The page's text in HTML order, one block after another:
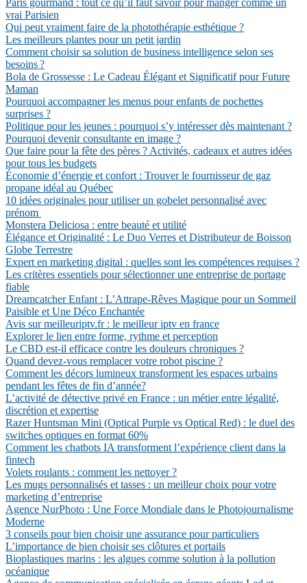
Paris gourmand : tout ce qu’il faut savoir pour manger comme un
vrai Parisien
Qui peut vraiment faire de la photothérapie esthétique ?
Les meilleurs plantes pour un petit jardin
Comment choisir sa solution de business intelligence selon ses
besoins ?
Bola de Grossesse : Le Cadeau Élégant et Significatif pour Future
Maman
Pourquoi accompagner les menus pour enfants de pochettes
surprises ?
Politique pour les jeunes : pourquoi s’y intéresser dès maintenant ?
Pourquoi devenir consultante en image ?
Que faire pour la fête des pères ? Activités, cadeaux et autres idées
pour tous les budgets
Économie d’énergie et confort : Trouver le fournisseur de gaz
propane idéal au Québec
10 idées originales pour utiliser un gobelet personnalisé avec
prénom
Monstera Deliciosa : entre beauté et utilité
Élégance et Originalité : Le Duo Verres et Distributeur de Boisson
Globe Terrestre
Expert en marketing digital : quelles sont les compétences requises ?
Les critères essentiels pour sélectionner une entreprise de portage
fiable
Dreamcatcher Enfant : L’Attrape-Rêves Magique pour un Sommeil
Paisible et Une Déco Enchantée
Avis sur meilleuriptv.fr : le meilleur iptv en france
Explorer le lien entre forme, rythme et perception
Le CBD est-il efficace contre les douleurs chroniques ?
Quand devez-vous remplacer votre robot piscine ?
Comment les décors lumineux transforment les espaces urbains
pendant les fêtes de fin d’année?
L’activité de détective privé en France : un métier entre légalité,
discrétion et expertise
Razer Huntsman Mini (Optical Purple vs Optical Red) : le duel des
switches optiques en format 60%
Comment les chatbots IA transforment l’expérience client dans la
fintech
Volets roulants : comment les nettoyer ?
Les mugs personnalisés et tasses : un meilleur choix pour votre
marketing d’entreprise
Agence NurPhoto : Une Force Mondiale dans le Photojournalisme
Moderne
3 conseils pour bien choisir une assurance pour particuliers
L’importance de bien choisir ses clôtures et portails
Bioplastiques marins : les algues comme solution à la pollution
océanique